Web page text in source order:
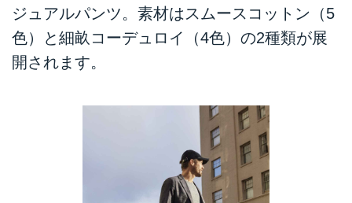
ジュアルパンツ。素材はスムースコットン（5
色）と細畝コーデュロイ（4色）の2種類が展
開されます。